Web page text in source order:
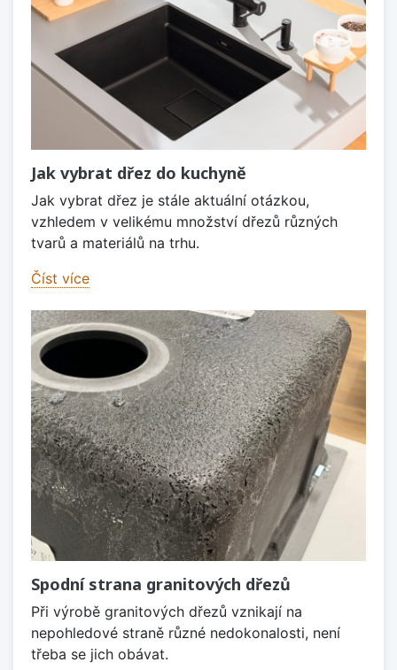
Jak vybrat dřez do kuchyně
Jak vybrat dřez je stále aktuální otázkou,
vzhledem v velikému množství dřezů různých
tvarů a materiálů na trhu.
Číst více
Spodní strana granitových dřezů
Při výrobě granitových dřezů vznikají na
nepohledové straně různé nedokonalosti, není
třeba se jich obávat.